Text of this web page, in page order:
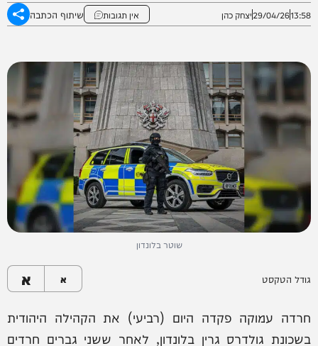
13:58
29/04/26יצחק כהן אין תגובות שיתוף הכתבה
שוטר בלונדון
גודל הטקסט א א
חרדה עמוקה פקדה היום (רביעי) את הקהילה היהודית
בשכונת גולדרס גרין בלונדון, לאחר ששני גברים חרדים